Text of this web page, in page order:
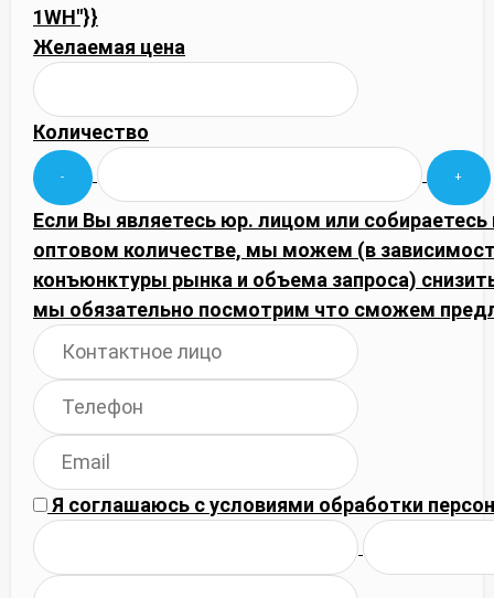
1WH"}}
Желаемая цена
Количество
Если Вы являетесь юр. лицом или собираетесь
оптовом количестве, мы можем (в
конъюнктуры рынка и объема запроса)
мы обязательно посмотрим что сможем
Я соглашаюсь сусловиями обработки